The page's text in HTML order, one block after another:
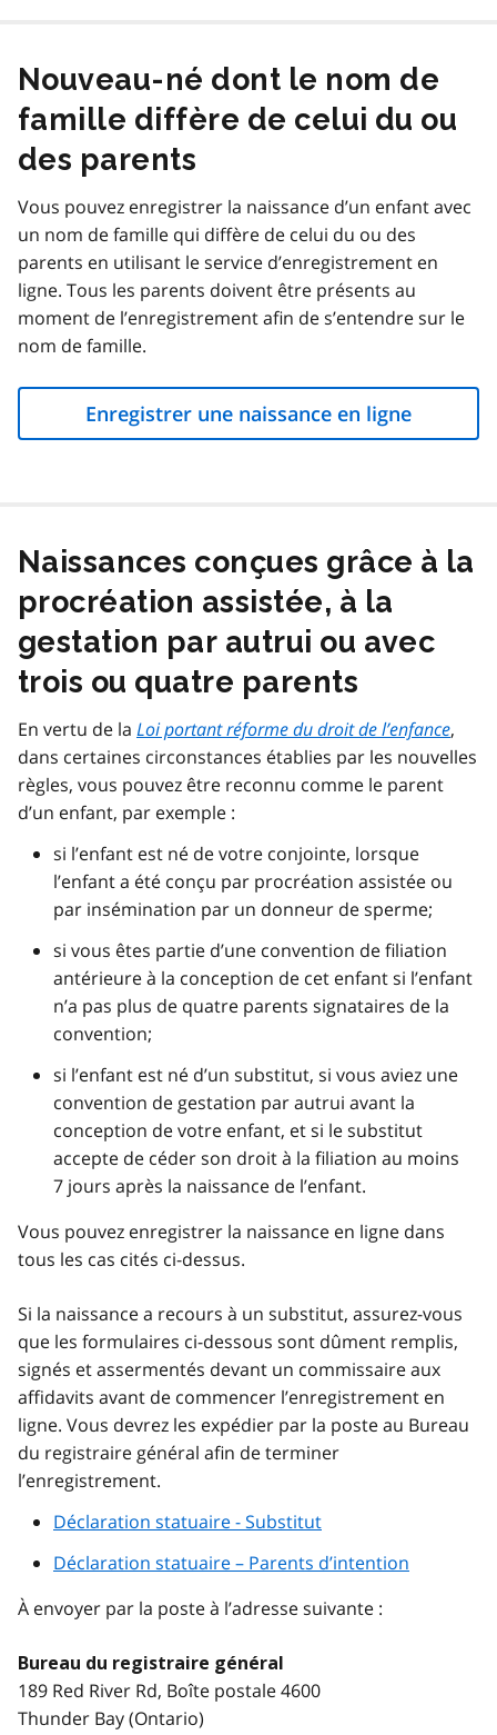
Nouveau-né dont le nom de
famille diffère de celui du ou
des parents
Vous pouvez enregistrer la naissance d’un enfant avec
un nom de famille qui diffère de celui du ou des
parents en utilisant le service d’enregistrement en
ligne. Tous les parents doivent être présents au
moment de l’enregistrement afin de s’entendre sur le
nom de famille.
Enregistrer une naissance en ligne
Naissances conçues grâce à la
procréation assistée, à la
gestation par autrui ou avec
trois ou quatre parents
En vertu de la Loi portant réforme du droit de l’enfance,
dans certaines circonstances établies par les nouvelles
règles, vous pouvez être reconnu comme le parent
d’un enfant, par exemple :
si l’enfant est né de votre conjointe, lorsque
l’enfant a été conçu par procréation assistée ou
par insémination par un donneur de sperme;
si vous êtes partie d’une convention de filiation
antérieure à la conception de cet enfant si l’enfant
n’a pas plus de quatre parents signataires de la
convention;
si l’enfant est né d’un substitut, si vous aviez une
convention de gestation par autrui avant la
conception de votre enfant, et si le substitut
accepte de céder son droit à la filiation au moins
7 jours après la naissance de l’enfant.
Vous pouvez enregistrer la naissance en ligne dans
tous les cas cités ci-dessus.
Si la naissance a recours à un substitut, assurez-vous
que les formulaires ci-dessous sont dûment remplis,
signés et assermentés devant un commissaire aux
affidavits avant de commencer l’enregistrement en
ligne. Vous devrez les expédier par la poste au Bureau
du registraire général afin de terminer
l’enregistrement.
Déclaration statuaire - Substitut
Déclaration statuaire – Parents d’intention
À envoyer par la poste à l’adresse suivante :
Bureau du registraire général
189 Red River Rd, Boîte postale 4600
Thunder Bay (Ontario)